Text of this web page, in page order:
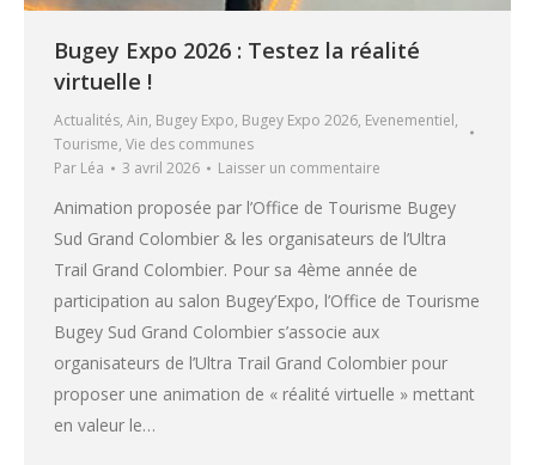
Bugey Expo 2026 : Testez la réalité
virtuelle !
Actualités, Ain, Bugey Expo, Bugey Expo 2026, Evenementiel,
Tourisme, Vie des communes
Par Léa 3 avril 2026 Laisser un commentaire
Animation proposée par l’Office de Tourisme Bugey
Sud Grand Colombier & les organisateurs de l’Ultra
Trail Grand Colombier. Pour sa 4ème année de
participation au salon Bugey’Expo, l’Office de Tourisme
Bugey Sud Grand Colombier s’associe aux
organisateurs de l’Ultra Trail Grand Colombier pour
proposer une animation de « réalité virtuelle » mettant
en valeur le…